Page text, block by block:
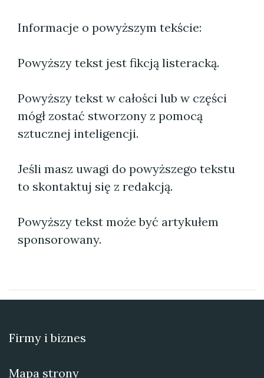
Informacje o powyższym tekście:
Powyższy tekst jest fikcją listeracką.
Powyższy tekst w całości lub w części
mógł zostać stworzony z pomocą
sztucznej inteligencji.
Jeśli masz uwagi do powyższego tekstu
to skontaktuj się z redakcją.
Powyższy tekst może być artykułem
sponsorowany.
Firmy i biznes
Mapa strony